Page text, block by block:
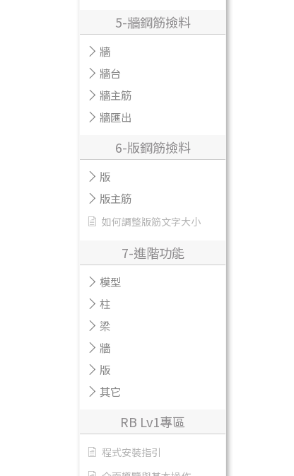
5-牆鋼筋撿料
牆
牆台
牆主筋
牆匯出
6-版鋼筋撿料
版
版主筋
如何調整版筋文字大小
7-進階功能
模型
柱
梁
牆
版
其它
RB Lv1專區
程式安裝指引